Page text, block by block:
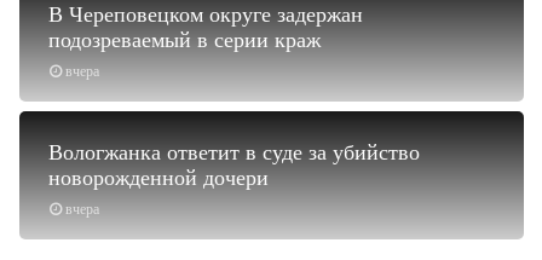
вчера
В Череповецком округе задержан
подозреваемый в серии краж
вчера
Вологжанка ответит в суде за убийство
новорожденной дочери